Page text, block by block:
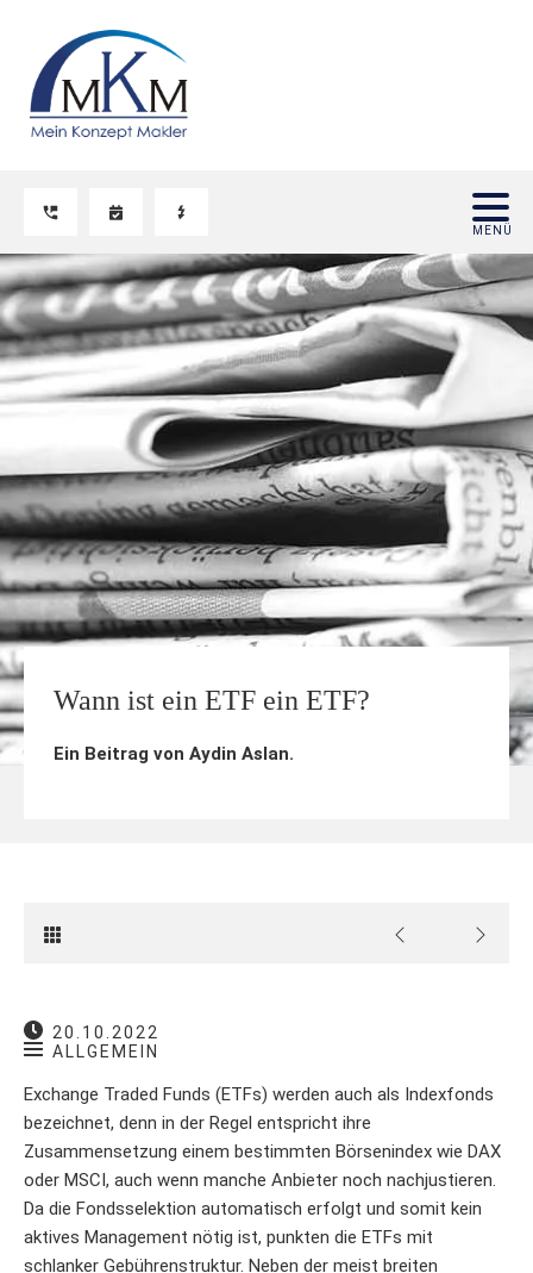
Wann ist ein ETF ein ETF?
Ein Beitrag von Aydin Aslan.
20.10.2022
ALLGEMEIN
Exchange Traded Funds (ETFs) werden auch als Indexfonds
bezeichnet, denn in der Regel entspricht ihre
Zusammensetzung einem bestimmten Börsenindex wie DAX
oder MSCI, auch wenn manche Anbieter noch nachjustieren.
Da die Fondsselektion automatisch erfolgt und somit kein
aktives Management nötig ist, punkten die ETFs mit
schlanker Gebührenstruktur. Neben der meist breiten